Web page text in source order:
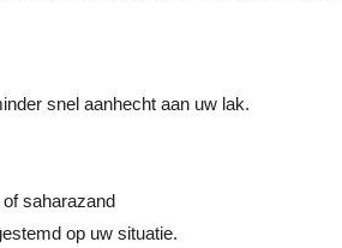
snel aanhecht aan uw lak.
saharazand
op uw situatie.